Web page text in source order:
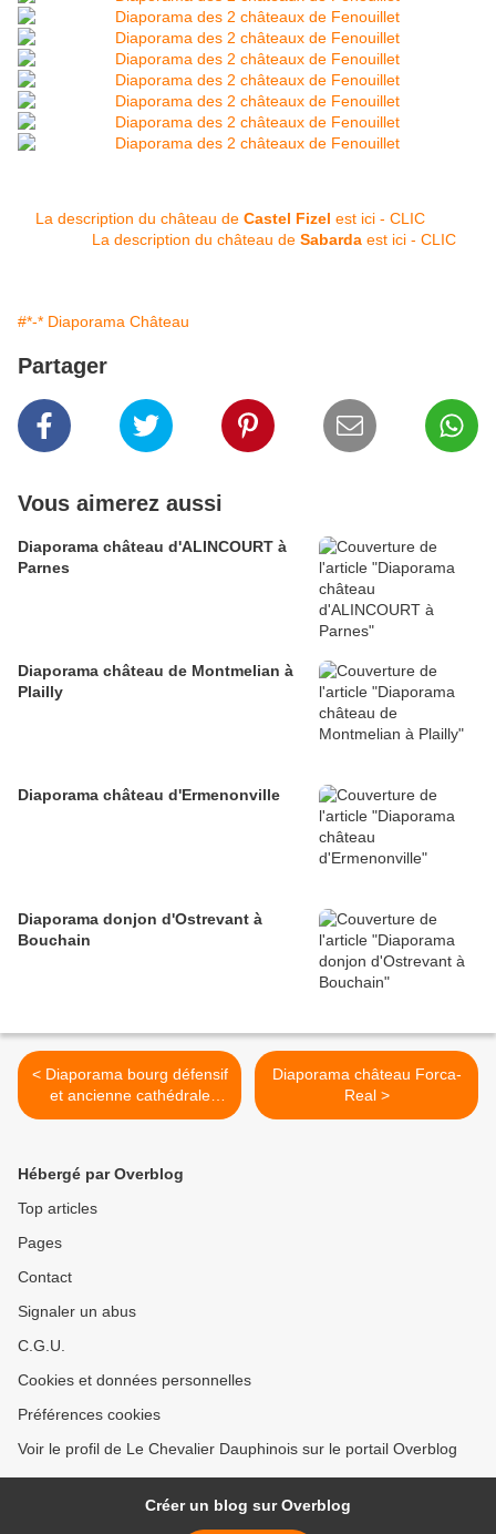
La description du château de Castel Fizel est ici - CLIC
La description du château de Sabarda est ici - CLIC
#*-* Diaporama Château
Partager
Vous aimerez aussi
Diaporama château d'ALINCOURT à
Parnes
Diaporama château de Montmelian à
Plailly
Diaporama château d'Ermenonville
Diaporama donjon d'Ostrevant à
Bouchain
< Diaporama bourg défensif
et ancienne cathédrale
d'Elne
Diaporama château Forca-
Real >
Hébergé par Overblog
Top articles
Pages
Contact
Signaler un abus
C.G.U.
Cookies et données personnelles
Préférences cookies
Voir le profil de Le Chevalier Dauphinois sur le portail Overblog
Créer un blog sur Overblog